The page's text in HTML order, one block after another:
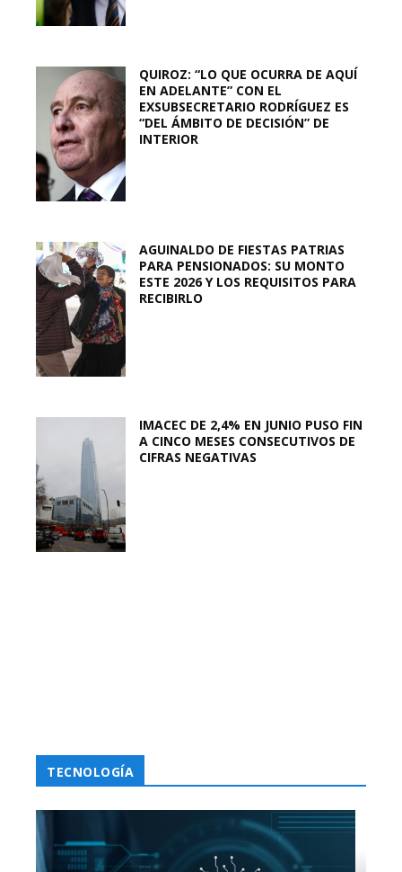
QUIROZ: “LO QUE OCURRA DE AQUÍ
EN ADELANTE” CON EL
EXSUBSECRETARIO RODRÍGUEZ ES
“DEL ÁMBITO DE DECISIÓN” DE
INTERIOR
AGUINALDO DE FIESTAS PATRIAS
PARA PENSIONADOS: SU MONTO
ESTE 2026 Y LOS REQUISITOS PARA
RECIBIRLO
IMACEC DE 2,4% EN JUNIO PUSO FIN
A CINCO MESES CONSECUTIVOS DE
CIFRAS NEGATIVAS
TECNOLOGÍA